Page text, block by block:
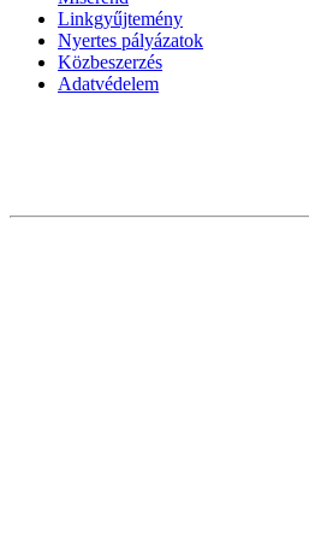
Linkgyűjtemény
Nyertes pályázatok
Közbeszerzés
Adatvédelem